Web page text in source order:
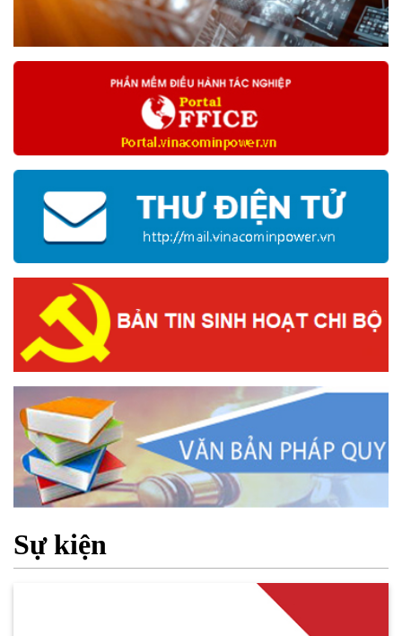
Sự kiện